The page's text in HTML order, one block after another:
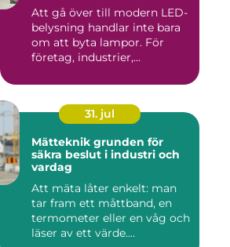
Att gå över till modern LED-
belysning handlar inte bara
om att byta lampor. För
företag, industrier,...
31. jul
Mätteknik grunden för
säkra beslut i industri och
vardag
Att mäta låter enkelt: man
tar fram ett måttband, en
termometer eller en våg och
läser av ett värde....